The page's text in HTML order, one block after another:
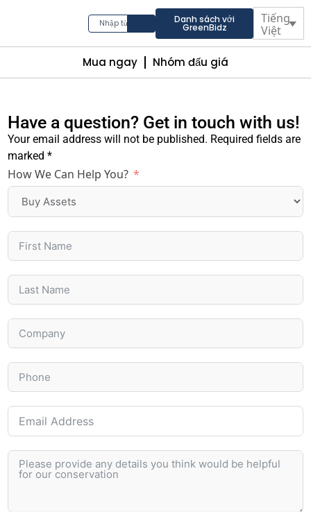
Danh sách với
GreenBidz
Tiếng
Việt
Mua ngay Nhóm đấu giá
Have a question? Get in touch with us!
Your email address will not be published. Required fields are
marked *
How We Can Help You?